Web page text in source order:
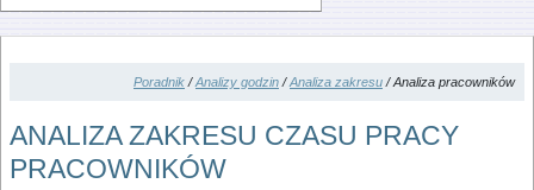
Poradnik /Analizy godzin /Analiza zakresu / Analiza pracowników
ANALIZA ZAKRESU CZASU PRACY
PRACOWNIKÓW